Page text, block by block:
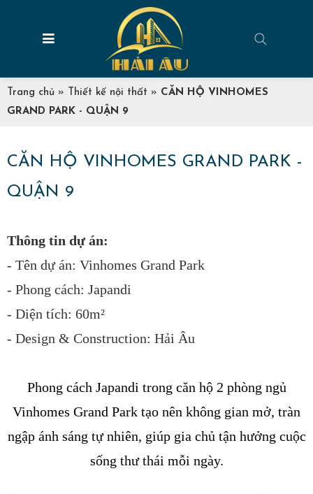
Trang chủ » Thiết kế nội thất » CĂN HỘ VINHOMES
GRAND PARK - QUẬN 9
CĂN HỘ VINHOMES GRAND PARK -
QUẬN 9
Thông tin dự án:
- Tên dự án: Vinhomes Grand Park
- Phong cách: Japandi
- Diện tích: 60m²
- Design & Construction: Hải Âu
Phong cách Japandi trong căn hộ 2 phòng ngủ
Vinhomes Grand Park tạo nên không gian mở, tràn
ngập ánh sáng tự nhiên, giúp gia chủ tận hưởng cuộc
sống thư thái mỗi ngày.